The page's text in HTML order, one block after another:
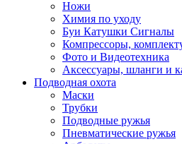
Ножи
Химия по уходу
Буи Катушки Сигналы
Компрессоры,
Фото и Видеотехника
Аксессуары, шланги и
Подводная охота
Маски
Трубки
Подводные ружья
Пневматические ружья